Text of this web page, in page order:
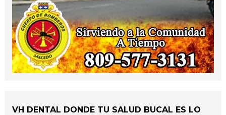
VH DENTAL DONDE TU SALUD BUCAL ES LO